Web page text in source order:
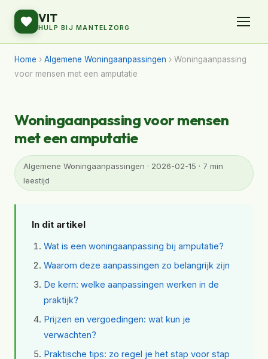
VIT
HULP BIJ MANTELZORG
Home › Algemene Woningaanpassingen › Woningaanpassing
voor mensen met een amputatie
Woningaanpassing voor mensen
met een amputatie
Algemene Woningaanpassingen · 2026-02-15 · 7 min
leestijd
In dit artikel
Wat is een woningaanpassing bij amputatie?
Waarom deze aanpassingen zo belangrijk zijn
De kern: welke aanpassingen werken in de
praktijk?
Prijzen en vergoedingen: wat kun je
verwachten?
Praktische tips: zo regel je het stap voor stap